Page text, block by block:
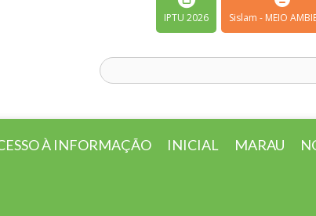
IPTU 2026 Sislam - MEIO
INICIAL MARAU